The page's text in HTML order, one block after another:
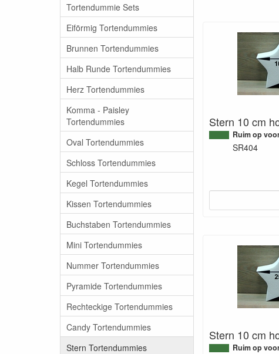
Tortendummie Sets
Eiförmig Tortendummies
Brunnen Tortendummies
Halb Runde Tortendummies
Herz Tortendummies
Komma - Paisley
Tortendummies
Oval Tortendummies
Schloss Tortendummies
Kegel Tortendummies
Kissen Tortendummies
Buchstaben Tortendummies
Mini Tortendummies
Nummer Tortendummies
Pyramide Tortendummies
Rechteckige Tortendummies
Candy Tortendummies
Stern Tortendummies
Stern 10 cm
Ruim op
SR404
Stern 10 cm
Ruim op